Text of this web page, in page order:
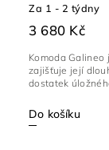
Za 1 - 2 týdny
3 680 Kč
Do košíku
Komoda
zajišťuje její
dostatek